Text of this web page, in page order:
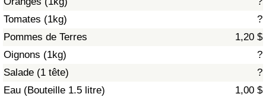
Tomates (1kg)
?
Pommes de Terres
1,20 $
Oignons (1kg)
?
Salade (1 tête)
?
Eau (Bouteille 1.5 litre)
1,00 $
Indice de pollution
Indice de Pollution par Pays
Trafic